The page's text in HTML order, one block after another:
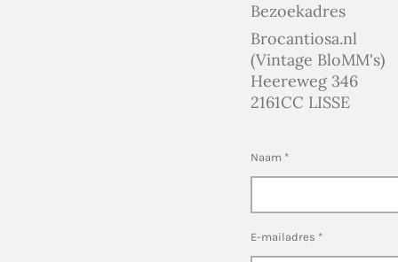
Bezoekadres
Brocantiosa.nl
(Vintage BloMM's)
Heereweg 346
2161CC LISSE
Naam *
E-mailadres *